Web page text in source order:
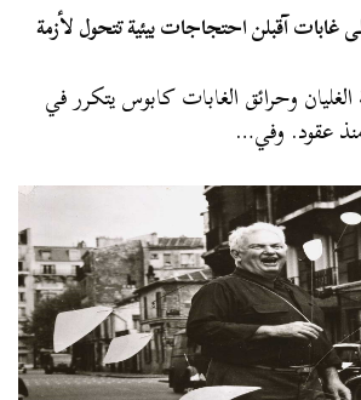
غابات آقبلن احتجاجات بيئية تتحول لأزمة
وحرائق الغابات كابوس يتكرر في
عقود. وفي…